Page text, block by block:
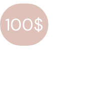
100$